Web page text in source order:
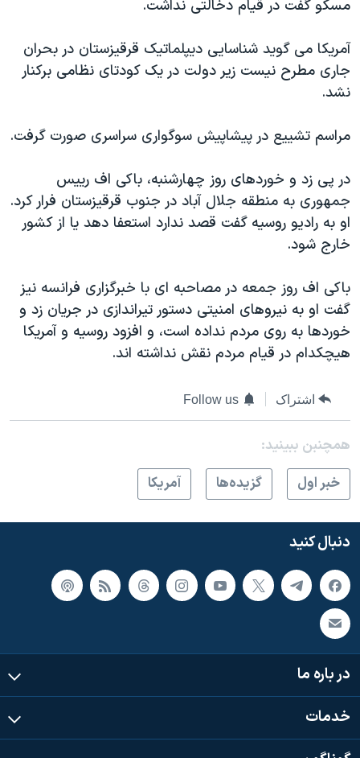
مسکو گفت در قیام دخالتی نداشت.
آمریکا می گوید شناسایی دیپلماتیک قرقیزستان در بحران
جاری مطرح نیست زیر دولت در یک کودتای نظامی برکنار
نشد.
مراسم تشییع در پیشاپیش سوگواری سراسری صورت گرفت.
در پی زد و خوردهای روز چهارشنبه، باکی اف رییس
جمهوری به منطقه جلال آباد در جنوب قرقیزستان فرار کرد.
او به رادیو روسیه گفت قصد ندارد استعفا دهد یا از کشور
خارج شود.
باکی اف روز جمعه در مصاحبه ای با خبرگزاری فرانسه نیز
گفت او به نیروهای امنیتی دستور تیراندازی در جریان زد و
خوردها به روی مردم نداده است، و افزود روسیه و آمریکا
هیچکدام در قیام مردم نقش نداشته اند.
اشتراک Follow us
همچنبن ببینید:
خبر اول
گزيده‌ها آمريکا
دنبال کنید
در باره ما
خدمات